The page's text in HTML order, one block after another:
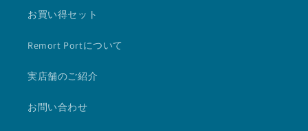
お買い得セット
Remort Portについて
実店舗のご紹介
お問い合わせ